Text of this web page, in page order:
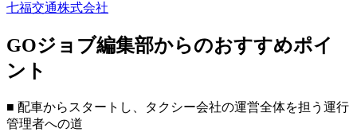
七福交通株式会社
GOジョブ編集部からのおすすめポイ
ント
■ 配車からスタートし、タクシー会社の運営全体を担う運行
管理者への道